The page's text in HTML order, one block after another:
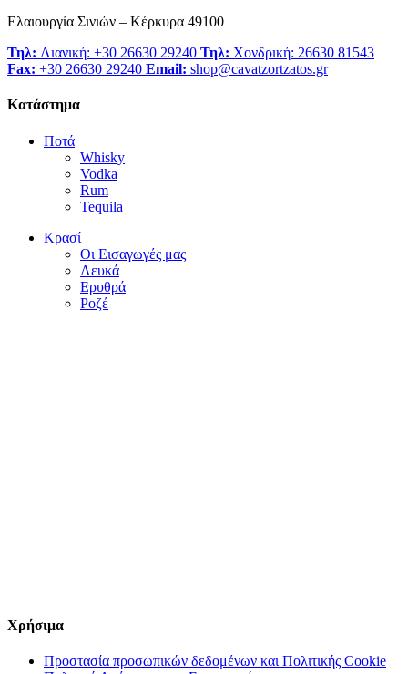
Ελαιουργία Σινιών – Κέρκυρα 49100
Τηλ: Λιανική: +30 26630 29240 Τηλ: Χονδρική: 26630 81543
Fax: +30 26630 29240 Email: shop@cavatzortzatos.gr
Κατάστημα
Ποτά
Whisky
Vodka
Rum
Tequila
Κρασί
Οι Εισαγωγές μας
Λευκά
Ερυθρά
Ροζέ
Χρήσιμα
Προστασία προσωπικών δεδομένων και Πολιτικής Cookie